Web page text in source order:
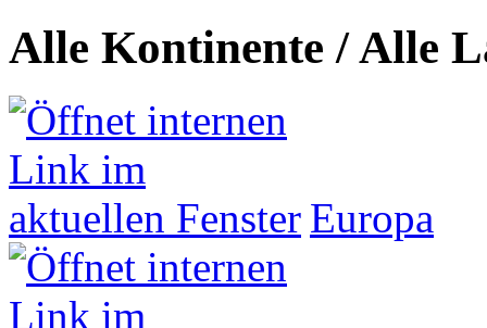
Alle Kontinente / Alle
Europa